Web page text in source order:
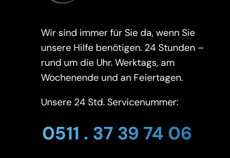
Wir sind immer für Sie da, wenn Sie
unsere Hilfe benötigen. 24 Stunden –
rund um die Uhr. Werktags, am
Wochenende und an Feiertagen.
Unsere 24 Std. Servicenummer:
0511 . 37 39 74 06